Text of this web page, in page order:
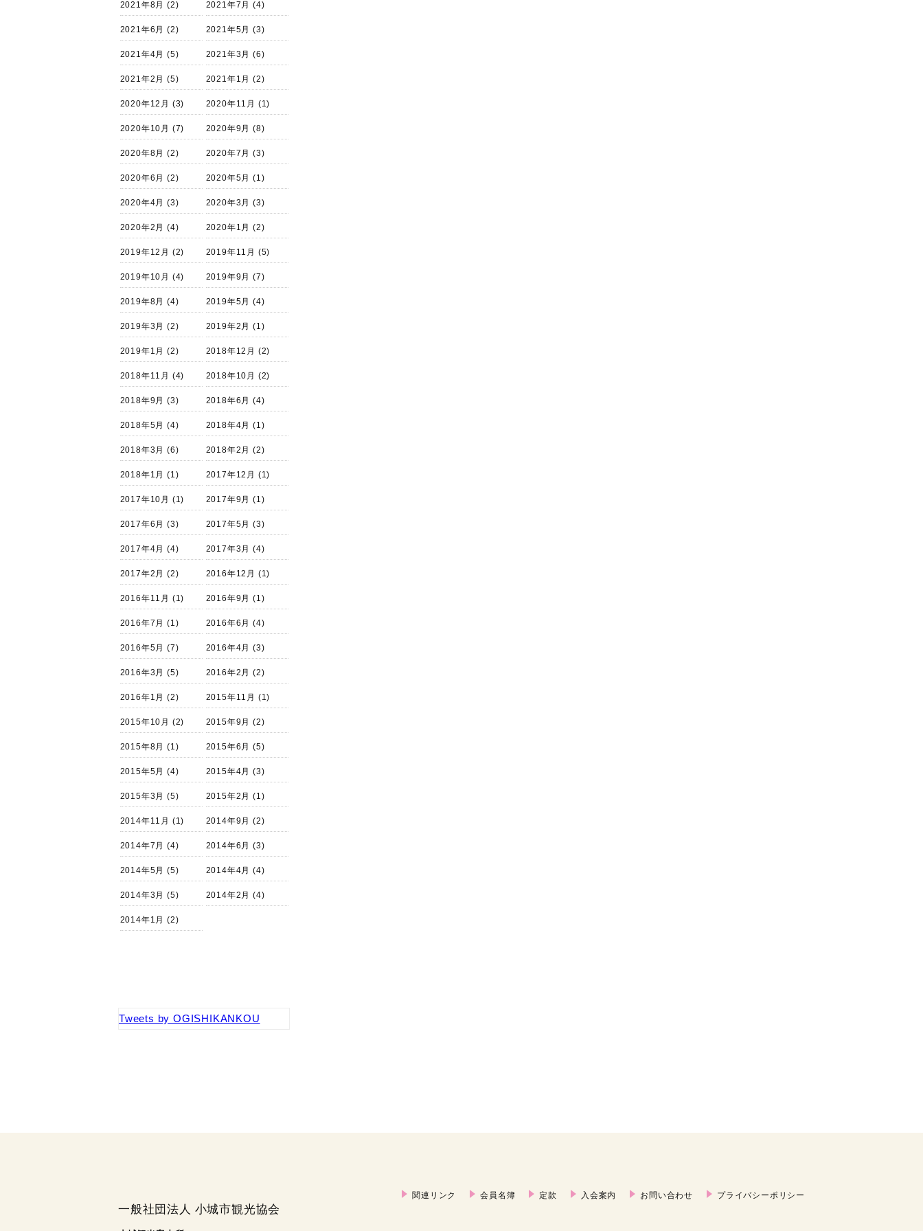
2021年8月 (2) 2021年7月 (4)
2021年6月 (2) 2021年5月 (3)
2021年4月 (5) 2021年3月 (6)
2021年2月 (5) 2021年1月 (2)
2020年12月 (3) 2020年11月 (1)
2020年10月 (7) 2020年9月 (8)
2020年8月 (2) 2020年7月 (3)
2020年6月 (2) 2020年5月 (1)
2020年4月 (3) 2020年3月 (3)
2020年2月 (4) 2020年1月 (2)
2019年12月 (2) 2019年11月 (5)
2019年10月 (4) 2019年9月 (7)
2019年8月 (4) 2019年5月 (4)
2019年3月 (2) 2019年2月 (1)
2019年1月 (2) 2018年12月 (2)
2018年11月 (4) 2018年10月 (2)
2018年9月 (3) 2018年6月 (4)
2018年5月 (4) 2018年4月 (1)
2018年3月 (6) 2018年2月 (2)
2018年1月 (1) 2017年12月 (1)
2017年10月 (1) 2017年9月 (1)
2017年6月 (3) 2017年5月 (3)
2017年4月 (4) 2017年3月 (4)
2017年2月 (2) 2016年12月 (1)
2016年11月 (1) 2016年9月 (1)
2016年7月 (1) 2016年6月 (4)
2016年5月 (7) 2016年4月 (3)
2016年3月 (5) 2016年2月 (2)
2016年1月 (2) 2015年11月 (1)
2015年10月 (2) 2015年9月 (2)
2015年8月 (1) 2015年6月 (5)
2015年5月 (4) 2015年4月 (3)
2015年3月 (5) 2015年2月 (1)
2014年11月 (1) 2014年9月 (2)
2014年7月 (4) 2014年6月 (3)
2014年5月 (5) 2014年4月 (4)
2014年3月 (5) 2014年2月 (4)
2014年1月 (2)
Tweets by OGISHIKANKOU
関連リンク 会員名簿 定款 入会案内 お問い合わせ プライバシーポリシー
一般社団法人 小城市観光協会